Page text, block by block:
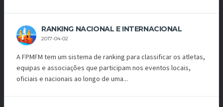
RANKING NACIONAL E INTERNACIONAL
2017-04-02
A FPMFM tem um sistema de ranking para classificar os atletas,
equipas e associações que participam nos eventos locais,
oficiais e nacionais ao longo de uma...